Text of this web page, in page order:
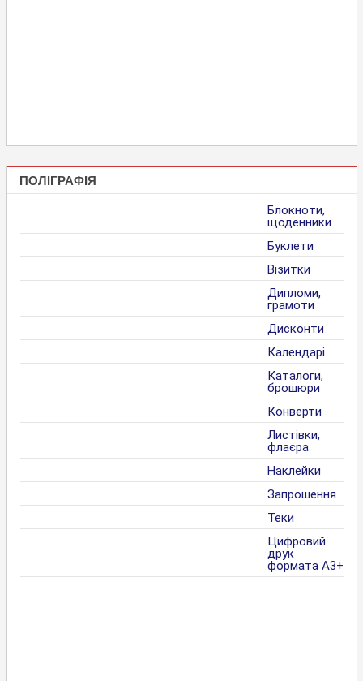
ПОЛІГРАФІЯ
Блокноти,
щоденники
Буклети
Візитки
Дипломи,
грамоти
Дисконти
Календарі
Каталоги,
брошюри
Конверти
Листівки,
флаєра
Наклейки
Запрошення
Теки
Цифровий
друк
формата А3+